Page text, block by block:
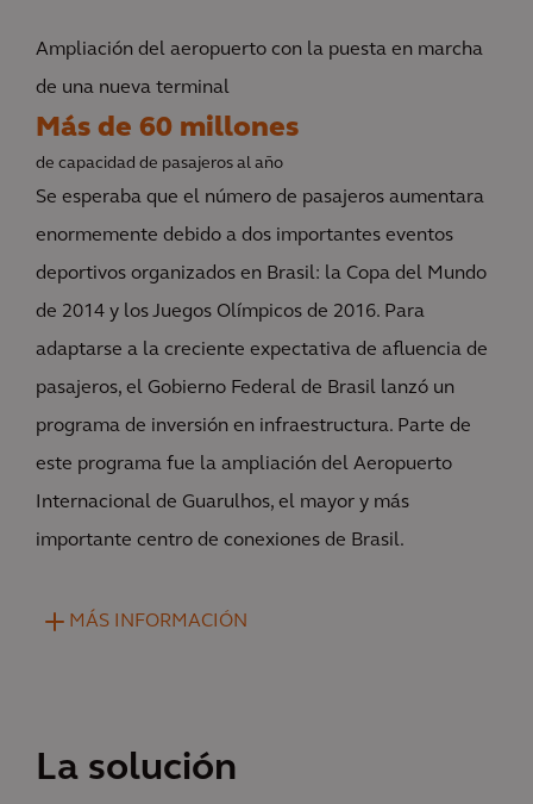
Ampliación del aeropuerto con la puesta en marcha
de una nueva terminal
Más de 60 millones
de capacidad de pasajeros al año
Se esperaba que el número de pasajeros aumentara
enormemente debido a dos importantes eventos
deportivos organizados en Brasil: la Copa del Mundo
de 2014 y los Juegos Olímpicos de 2016. Para
adaptarse a la creciente expectativa de afluencia de
pasajeros, el Gobierno Federal de Brasil lanzó un
programa de inversión en infraestructura. Parte de
este programa fue la ampliación del Aeropuerto
Internacional de Guarulhos, el mayor y más
importante centro de conexiones de Brasil.
MÁS INFORMACIÓN
La solución